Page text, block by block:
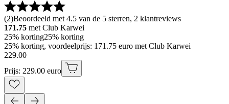
(2)Beoordeeld met 4.5 van de 5 sterren, 2 klantreviews
171.75 met Club Karwei
25% korting25% korting
25% korting, voordeelprijs: 171.75 euro met Club Karwei
229.00
Prijs: 229.00 euro